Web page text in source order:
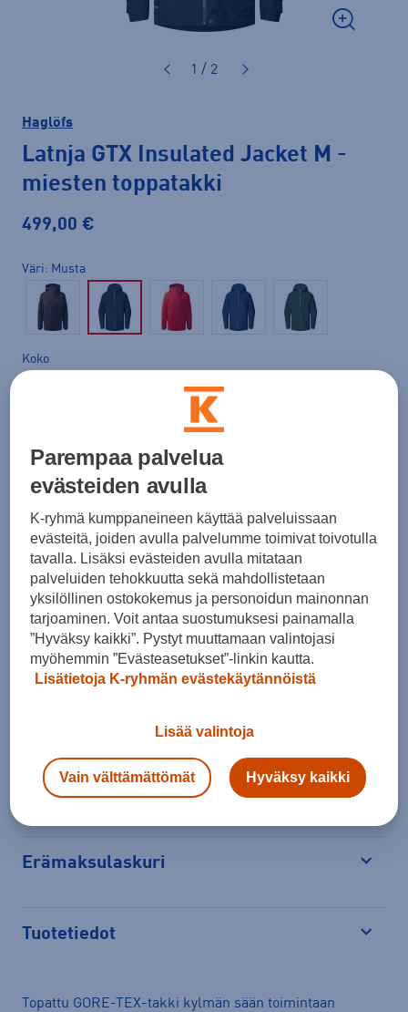
1 / 2
Haglöfs
Latnja GTX Insulated Jacket M -
miesten toppatakki
499,00 €
Väri Musta
Koko
Tarkista saatavuus ja tilaa myymälästä
Verkkokauppa: SaatavillaMyymälät: Saatavilla
Valitse koko nähdäksesi myymäläsaatavuuden.
Arvioitu toimitusaika 1-3 arkipäivää.
Tilaus- ja toimituskulut
Ilmainen palautus
Erämaksulaskuri
Tuotetiedot
Topattu GORE-TEX-takki kylmän sään toimintaan
Parempaa palvelua
evästeiden avulla
K-ryhmä kumppaneineen käyttää palveluissaan
evästeitä, joiden avulla palvelumme toimivat toivotulla
tavalla. Lisäksi evästeiden avulla mitataan
palveluiden tehokkuutta sekä mahdollistetaan
yksilöllinen ostokokemus ja personoidun mainonnan
tarjoaminen. Voit antaa suostumuksesi painamalla
”Hyväksy kaikki”. Pystyt muuttamaan valintojasi
myöhemmin ”Evästeasetukset”-linkin kautta.
Lisätietoja K-ryhmän evästekäytännöistä
Lisää valintoja
Vain välttämättömät Hyväksy kaikki